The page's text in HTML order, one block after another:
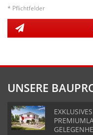
* Pflichtfelder
UNSERE